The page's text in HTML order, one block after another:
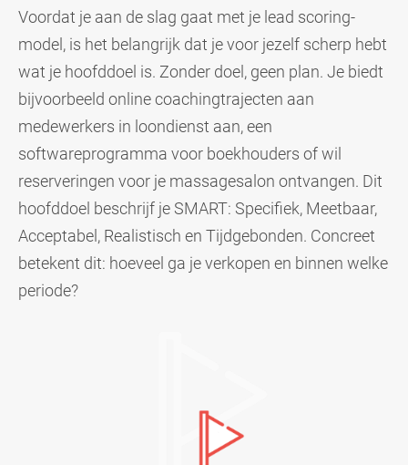
Voordat je aan de slag gaat met je lead scoring-
model, is het belangrijk dat je voor jezelf scherp hebt
wat je hoofddoel is. Zonder doel, geen plan. Je biedt
bijvoorbeeld online coachingtrajecten aan
medewerkers in loondienst aan, een
softwareprogramma voor boekhouders of wil
reserveringen voor je massagesalon ontvangen. Dit
hoofddoel beschrijf je SMART: Specifiek, Meetbaar,
Acceptabel, Realistisch en Tijdgebonden. Concreet
betekent dit: hoeveel ga je verkopen en binnen welke
periode?